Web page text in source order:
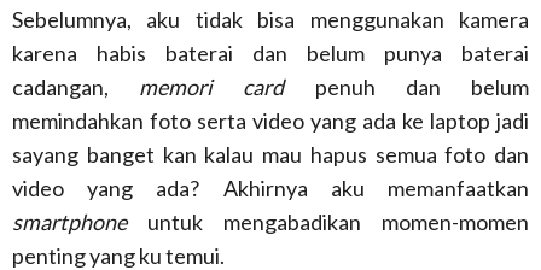
Sebelumnya, aku tidak bisa menggunakan kamera
karena habis baterai dan belum punya baterai
cadangan, memori cardpenuh dan belum
memindahkan foto serta video yang ada ke laptop jadi
sayang banget kan kalau mau hapus semua foto dan
video yang ada? Akhirnya aku memanfaatkan
smartphoneuntuk mengabadikan momen-momen
penting yang ku temui.